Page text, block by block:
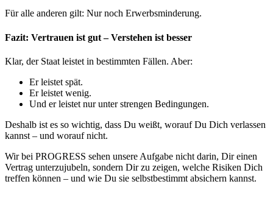
Für alle anderen gilt: Nur noch Erwerbsminderung.
Fazit: Vertrauen ist gut – Verstehen ist besser
Klar, der Staat leistet in bestimmten Fällen. Aber:
Er leistet spät.
Er leistet wenig.
Und er leistet nur unter strengen Bedingungen.
Deshalb ist es so wichtig, dass Du weißt, worauf Du Dich verlassen
kannst – und worauf nicht.
Wir bei PROGRESS sehen unsere Aufgabe nicht darin, Dir einen
Vertrag unterzujubeln, sondern Dir zu zeigen, welche Risiken Dich
treffen können – und wie Du sie selbstbestimmt absichern kannst.